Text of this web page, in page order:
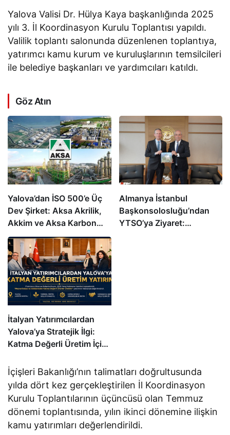
Yalova Valisi Dr. Hülya Kaya başkanlığında 2025
yılı 3. İl Koordinasyon Kurulu Toplantısı yapıldı.
Valilik toplantı salonunda düzenlenen toplantıya,
yatırımcı kamu kurum ve kuruluşlarının temsilcileri
ile belediye başkanları ve yardımcıları katıldı.
Göz Atın
Yalova’dan İSO 500’e Üç
Dev Şirket: Aksa Akrilik,
Akkim ve Aksa Karbon
Türkiye’nin En Büyükleri
Arasında
Almanya İstanbul
Başkonsolosluğu’ndan
YTSO’ya Ziyaret:
İtalyan Yatırımcılardan
Yalova’ya Stratejik İlgi:
Katma Değerli Üretim İçin
İçişleri Bakanlığı’nın talimatları doğrultusunda
yılda dört kez gerçekleştirilen İl Koordinasyon
Kurulu Toplantılarının üçüncüsü olan Temmuz
dönemi toplantısında, yılın ikinci dönemine ilişkin
kamu yatırımları değerlendirildi.